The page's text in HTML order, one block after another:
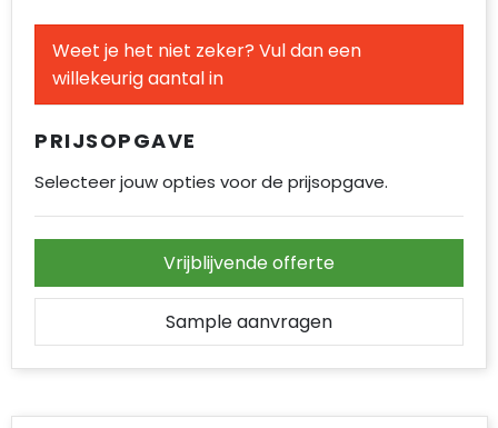
Accessoires voor tassen
Duffeltassen
Waterbestendige tassen
Opvouwbare tassen
Weet je het niet zeker? Vul dan een
willekeurig aantal in
PRIJSOPGAVE
Selecteer jouw opties voor de prijsopgave.
Vrijblijvende offerte
Sample aanvragen